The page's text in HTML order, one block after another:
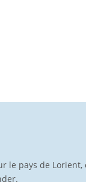
le pays de